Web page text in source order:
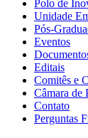
Polo de
Unidade
Pós-
Eventos
Editais
Comitês e
Câmara de
Contato
Perguntas